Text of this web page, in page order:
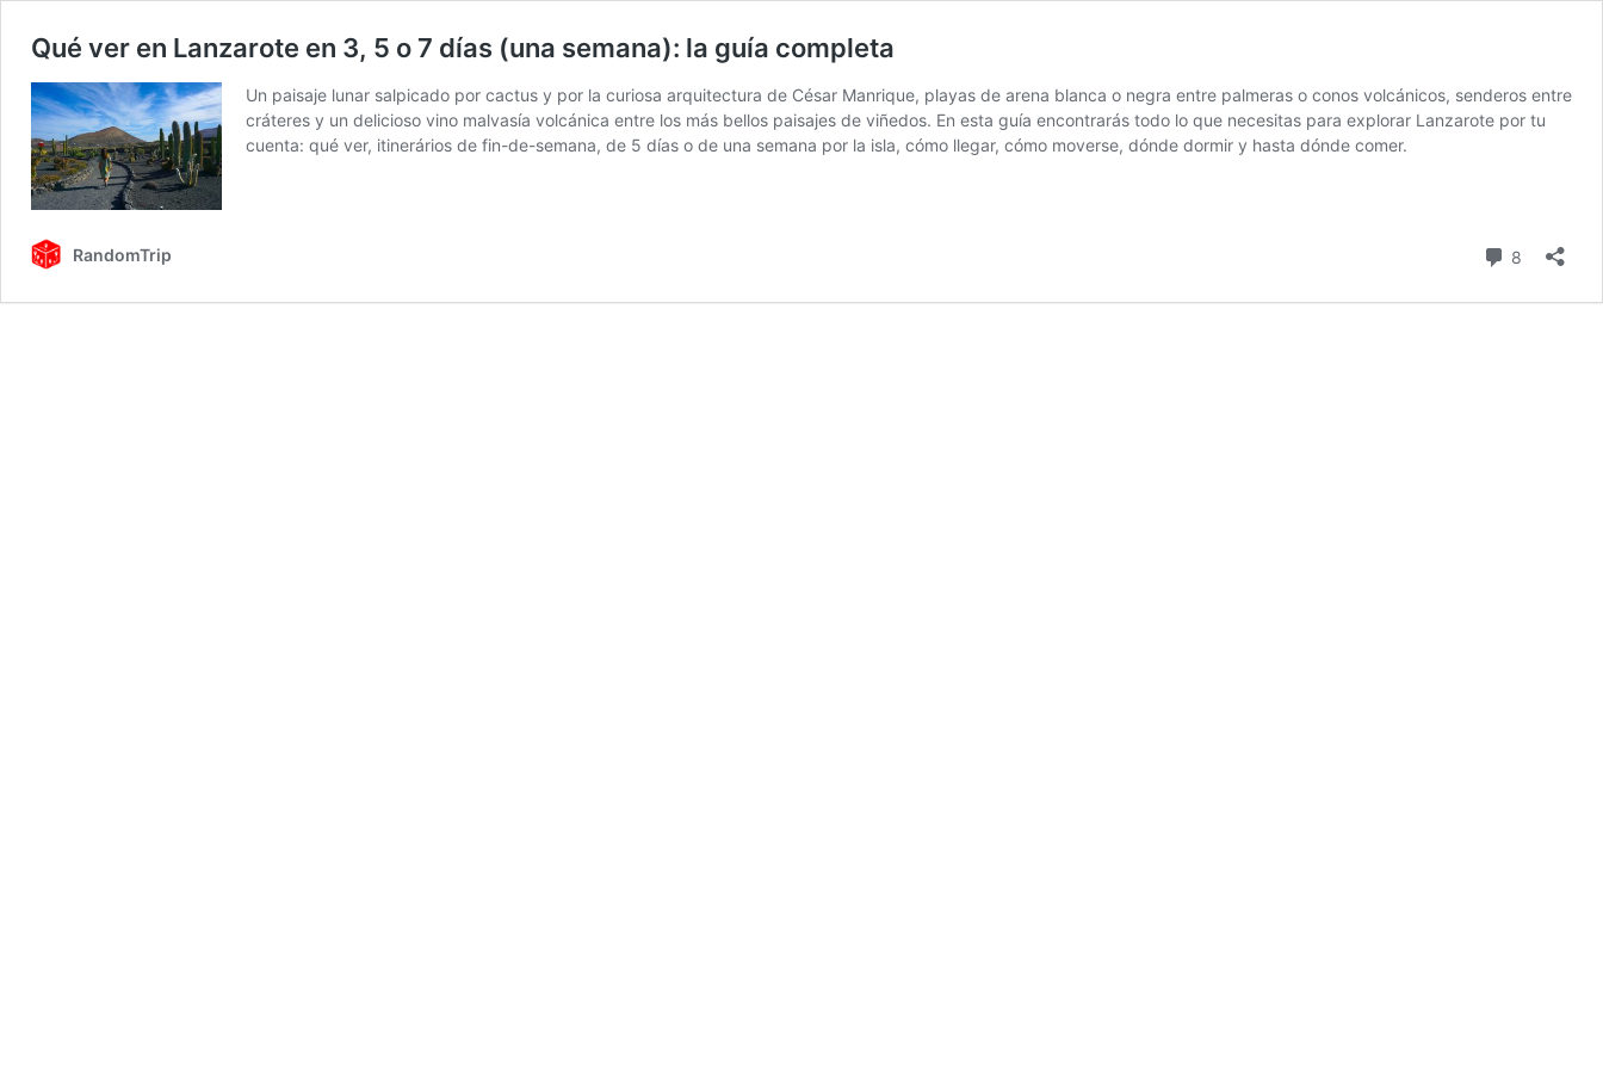
Qué ver en Lanzarote en 3, 5 o 7 días (una semana): la guía completa
Un paisaje lunar salpicado por cactus y por la curiosa arquitectura de César Manrique, playas de arena blanca o negra entre palmeras o conos volcánicos, senderos entre
cráteres y un delicioso vino malvasía volcánica entre los más bellos paisajes de viñedos. En esta guía encontrarás todo lo que necesitas para explorar Lanzarote por tu
cuenta: qué ver, itinerários de fin-de-semana, de 5 días o de una semana por la isla, cómo llegar, cómo moverse, dónde dormir y hasta dónde comer.
RandomTrip 8